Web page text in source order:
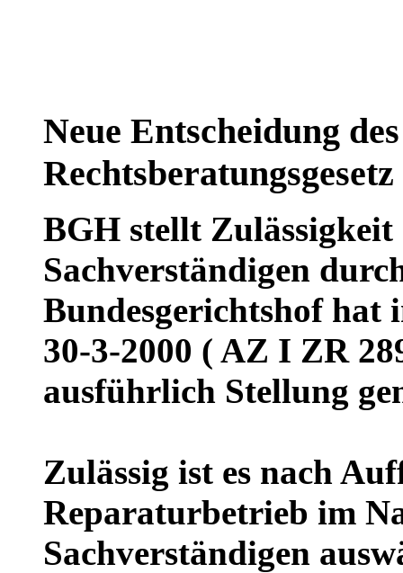
Neue Entscheidung
Rechtsberatungsgesetz
BGH stellt
Sachverständigen
Bundesgerichtshof hat
30-3-2000 ( AZ I ZR
ausführlich Stellung
Zulässig ist es nach
Reparaturbetrieb im
Sachverständigen